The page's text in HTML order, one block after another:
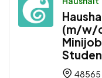
(m/w/
48565